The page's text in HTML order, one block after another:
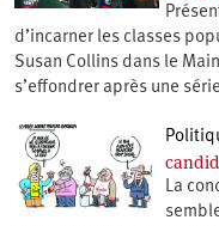
d’incarner les classes
Susan Collins dans le
s’effondrer après une
La